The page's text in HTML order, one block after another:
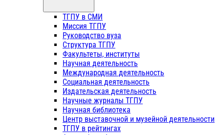
ТГПУ в СМИ
Миссия ТГПУ
Руководство вуза
Структура ТГПУ
Факультеты, институты
Научная деятельность
Международная деятельность
Социальная деятельность
Издательская деятельность
Научные журналы ТГПУ
Научная библиотека
Центр выставочной и музейной деятельности
ТГПУ в рейтингах